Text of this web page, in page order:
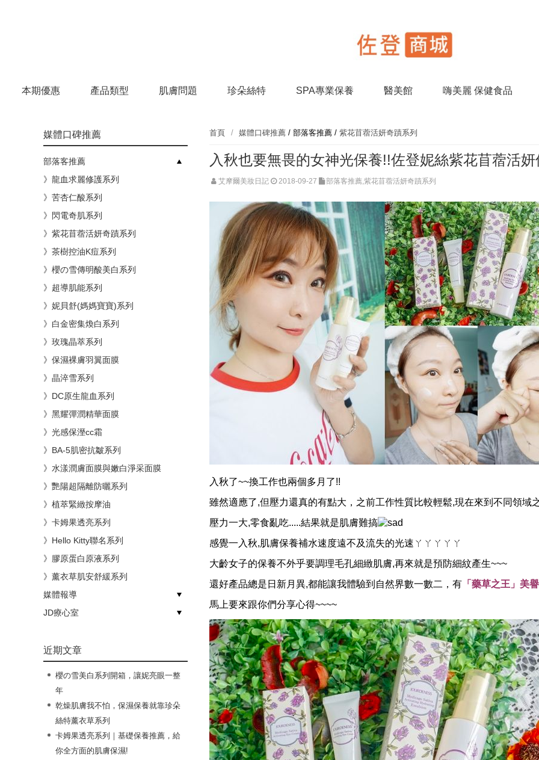
本期優惠 產品類型 肌膚問題 珍朵絲特 SPA專業保養 醫美館 嗨美麗 保健食品
媒體口碑推薦
部落客推薦
》龍血求麗修護系列
》苦杏仁酸系列
》閃電奇肌系列
》紫花苜蓿活妍奇蹟系列
》茶樹控油K痘系列
》櫻の雪傳明酸美白系列
》超導肌能系列
》妮貝舒(媽媽寶寶)系列
》白金密集煥白系列
》玫瑰晶萃系列
》保濕裸膚羽翼面膜
》晶淬雪系列
》DC原生龍血系列
》黑耀彈潤精華面膜
》光感保溼cc霜
》BA-5肌密抗皺系列
》水漾潤膚面膜與嫩白淨采面膜
》艷陽超隔離防曬系列
》植萃緊緻按摩油
》卡姆果透亮系列
》Hello Kitty聯名系列
》膠原蛋白原液系列
》薰衣草肌安舒緩系列
媒體報導
》節目介紹
》媒體活動
JD療心室
近期文章
櫻の雪美白系列開箱，讓妮亮眼一整
年
乾燥肌膚我不怕，保濕保養就靠珍朵
絲特薰衣草系列
卡姆果透亮系列｜基礎保養推薦，給
你全方面的肌膚保濕!
首頁 媒體口碑推薦 / 部落客推薦 / 紫花苜蓿活妍奇蹟系列
入秋也要無畏的女神光保養!!佐登妮絲紫花苜蓿活
艾摩爾美妝日記 2018-09-27 部落客推薦,紫花苜蓿活妍奇蹟系列
入秋了~~換工作也兩個多月了!!
雖然適應了,但壓力還真的有點大，之前工作性質比較輕鬆,現在來到不同領域
壓力一大,零食亂吃.....結果就是肌膚難搞
感覺一入秋,肌膚保養補水速度遠不及流失的光速ㄚㄚㄚㄚㄚ
大齡女子的保養不外乎要調理毛孔細緻肌膚,再來就是預防細紋產生~~~
還好產品總是日新月異,都能讓我體驗到自然界數一數二，有 「 藥草之王」美
馬上要來跟你們分享心得~~~~